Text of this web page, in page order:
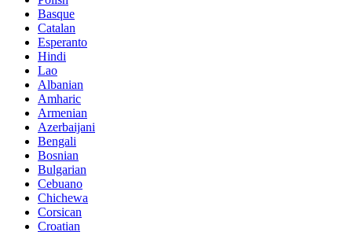
Basque
Catalan
Esperanto
Hindi
Lao
Albanian
Amharic
Armenian
Azerbaijani
Bengali
Bosnian
Bulgarian
Cebuano
Chichewa
Corsican
Croatian